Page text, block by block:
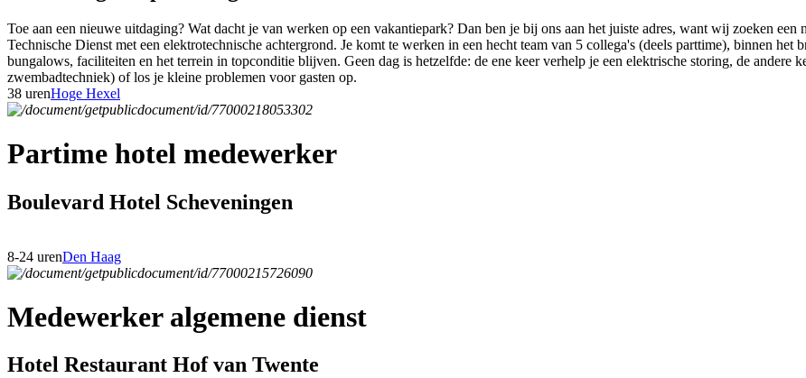
Toe aan een nieuwe uitdaging? Wat dacht je van werken op een vakantiepark? Dan ben je bij ons aan het juiste adres, want wij zoeken
Technische Dienst met een elektrotechnische achtergrond. Je komt te werken in een hecht team van 5 collega's (deels parttime), binnen het
bungalows, faciliteiten en het terrein in topconditie blijven. Geen dag is hetzelfde: de ene keer verhelp je een elektrische storing, de andere
zwembadtechniek) of los je kleine problemen voor gasten op.
38 urenHoge Hexel
Partime hotel medewerker
Boulevard Hotel Scheveningen
8-24 urenDen Haag
Medewerker algemene dienst
Hotel Restaurant Hof van Twente